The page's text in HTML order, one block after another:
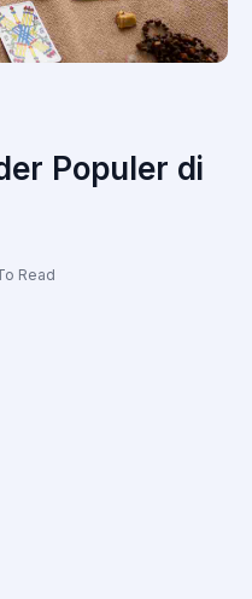
Populer di
Read